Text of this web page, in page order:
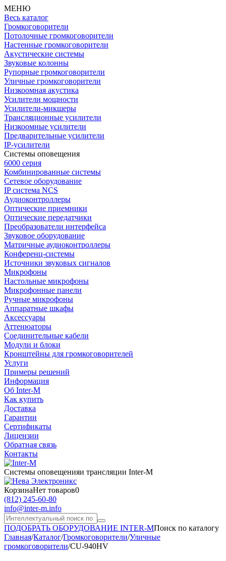
МЕНЮ
Весь каталог
Громкоговорители
Потолочные громкоговорители
Настенные громкоговорители
Акустические системы
Звуковые колонны
Рупорные громкоговорители
Уличные громкоговорители
Низкоомная акустика
Усилители мощности
Усилители-микшеры
Трансляционные усилители
Низкоомные усилители
Предварительные усилители
IP-усилители
Системы оповещения
6000 серия
Комбинированные системы
Сетевое оборудование
IP система NCS
Аудиоконтроллеры
Оптические приемники
Оптические передатчики
Преобразователи интерфейса
Звуковое оборудование
Матричные аудиоконтроллеры
Конференц-системы
Источники звуковых сигналов
Микрофоны
Настольные микрофоны
Микрофонные панели
Ручные микрофоны
Аппаратные шкафы
Аксессуары
Аттенюаторы
Соединительные кабели
Модули и блоки
Кронштейны для громкоговорителей
Услуги
Примеры решений
Информация
Об Inter-M
Как купить
Доставка
Гарантии
Сертификаты
Лицензии
Обратная связь
Контакты
Системы оповещенияи трансляции Inter-M
КорзинаНет товаров0
(812) 245-60-80
info@inter-m.info
ПОДОБРАТЬ ОБОРУДОВАНИЕ INTER-MПоиск по каталогу
Главная/Каталог/Громкоговорители/Уличные
громкоговорители/CU-940HV